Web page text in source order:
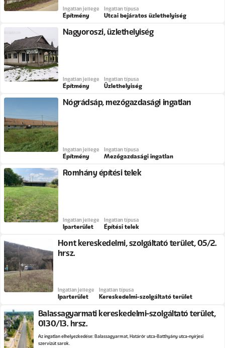
Ingatlan jellege
Építmény
Ingatlan típusa
Utcai bejáratos üzlethelyiség
Nagyoroszi, üzlethelyiség
Ingatlan jellege
Építmény
Ingatlan típusa
Üzlethelyiség
Nógrádsáp, mezőgazdasági ingatlan
Ingatlan jellege
Építmény
Ingatlan típusa
Mezőgazdasági ingatlan
Romhány építési telek
Ingatlan jellege
Iparterület
Ingatlan típusa
Építési telek
Hont kereskedelmi, szolgáltató terület, 05/2.
hrsz.
Ingatlan jellege
Iparterület
Ingatlan típusa
Kereskedelmi-szolgáltató terület
Balassagyarmati kereskedelmi-szolgáltató terület,
0130/13. hrsz.
Az ingatlan elhelyezkedése: Balassagyarmat, Határőr utca-Batthyány utca-nyírjesi
szervizút sarok.